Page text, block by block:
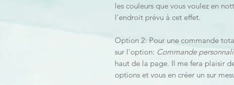
les couleurs que vous voulez en
l'endroit prévu à cet effet.
Option 2: Pour une commande
sur l'option: Commande
haut de la page. Il me fera plaisir
options et vous en créer un sur